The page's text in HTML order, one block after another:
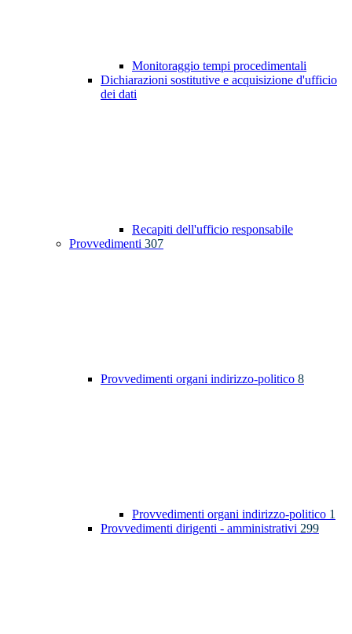
Monitoraggio tempi procedimentali
Dichiarazioni sostitutive e acquisizione d'ufficio
dei dati
Recapiti dell'ufficio responsabile
Provvedimenti 307
Provvedimenti organi indirizzo-politico 8
Provvedimenti organi indirizzo-politico 1
Provvedimenti dirigenti - amministrativi 299